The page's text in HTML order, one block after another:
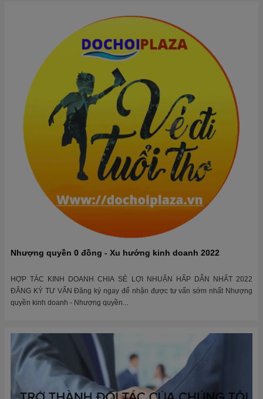
Nhượng quyền 0 đồng - Xu hướng kinh doanh 2022
HỢP TÁC KINH DOANH CHIA SẺ LỢI NHUẬN HẤP DẪN NHẤT 2022
ĐĂNG KÝ TƯ VẤN Đăng ký ngay để nhận được tư vấn sớm nhất Nhượng
quyền kinh doanh - Nhượng quyền...